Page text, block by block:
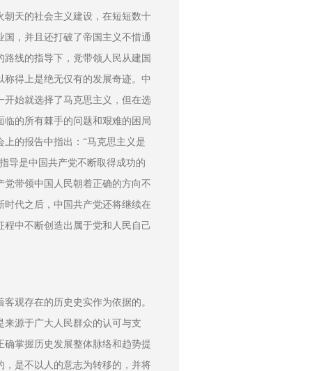
天的社会主义建设，在短短数十
，并且还打破了帝国主义不惜通
线的指导下，党带领人民从建国
得上是绝无仅有的发展奇迹。中
始就选择了马克思主义，但在选
的所有棘手的问题和艰难的困局
的报告中指出：“马克思主义是
导是中国共产党不断取得成功的
带领中国人民朝着正确的方向不
代之后，中国共产党还将继续在
中不断创造出属于党和人民自己
观存在的历史史实作为依据的。
源于广大人民群众的认可与支
掌握历史发展整体脉络和趋势提
是不以人的意志为转移的，并将